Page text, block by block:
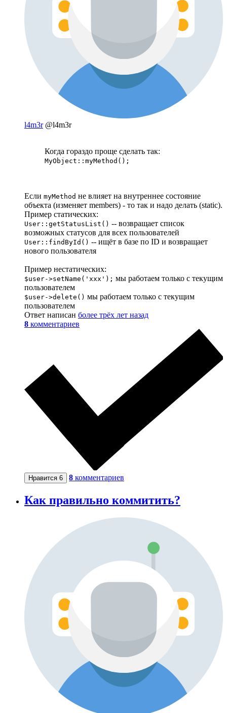
l4m3r @l4m3r
Когда гораздо проще сделать так:
MyObject::myMethod();
Если myMethod не влияет на внутреннее состояние
объекта (изменяет members) - то так и надо делать (static).
Пример статических:
User::getStatusList() -- возвращает список
возможных статусов для всех пользователей
User::findById() -- ищёт в базе по ID и возвращает
нового пользователя
Пример нестатических:
$user->setName('xxx'); мы работаем только с текущим
пользователем
$user->delete() мы работаем только с текущим
пользователем
Ответ написан более трёх лет назад
8 комментариев
Нравится 6 8 комментариев
Как правильно коммитить?